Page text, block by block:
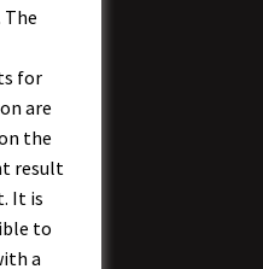
The
for
are
the
result
It is
to
a